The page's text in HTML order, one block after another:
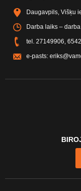
Daugavpils, Višķu
Darba laiks –
tel. 27149906,
e-pasts: